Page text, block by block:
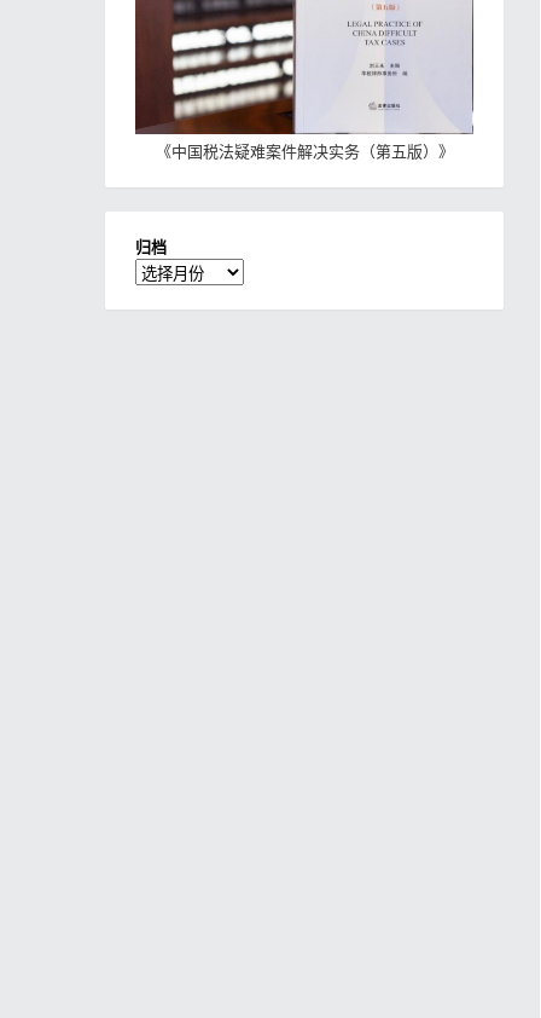
《中国税法疑难案件解决实务（第五版） 》
归档
归
档